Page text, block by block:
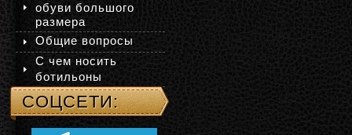
обуви большого
размера
Общие вопросы
С чем носить
ботильоны
СОЦСЕТИ: